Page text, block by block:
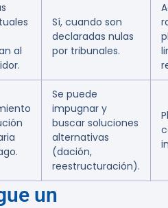
al
Sí, cuando son
declaradas nulas
por tribunales.
Se puede
impugnar y
buscar soluciones
alternativas
(dación,
reestructuración).
un